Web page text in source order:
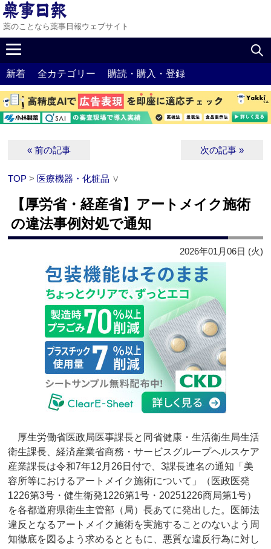
薬のことなら薬事日報ウェブサイト
新着 全カテゴリー 購読・購入・登録
« 前の記事 次の記事 »
TOP > 医療機器・化粧品 ∨
【厚労省・経産省】アートメイク施術
の違法事例対処で通知
2026年01月06日 (火)
厚生労働省医政局医事課長と同省健康・生活衛生局生活
衛生課長、経済産業省商務・サービスグループヘルスケア
産業課長は令和7年12月26日付で、3課長連名の通知「美
容所等におけるアートメイク施術について」（医政医発
1226第3号・健生衛発1226第1号・20251226商局第1号）
を各都道府県衛生主管部（局）長あてに発出した。医師法
違反となるアートメイク施術を実施することのないよう周
知徹底を図るよう求めるとともに、悪質な違反行為に対し